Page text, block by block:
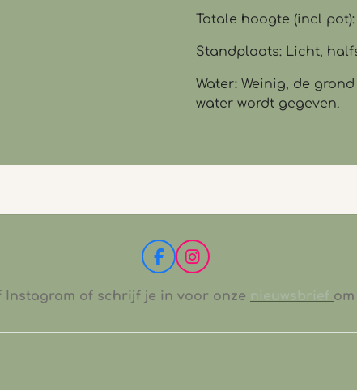
Totale hoogte (incl pot):
Standplaats: Licht,
Water: Weinig, de
water wordt gegeven.
F
a
c
I
n
s
Instagram of schrijf je in voor onze nieuwsbrief